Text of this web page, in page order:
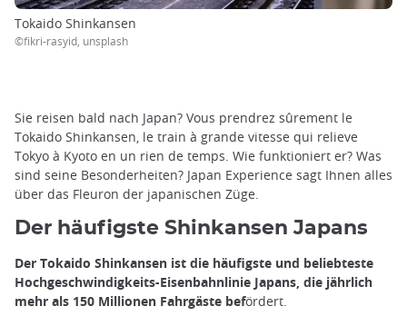
Tokaido Shinkansen
©fikri-rasyid, unsplash
Sie reisen bald nach Japan? Vous prendrez sûrement le
Tokaido Shinkansen, le train à grande vitesse qui relieve
Tokyo à Kyoto en un rien de temps. Wie funktioniert er? Was
sind seine Besonderheiten? Japan Experience sagt Ihnen alles
über das Fleuron der japanischen Züge.
Der häufigste Shinkansen Japans
Der Tokaido Shinkansen ist die häufigste und beliebteste
Hochgeschwindigkeits-Eisenbahnlinie Japans, die jährlich
mehr als 150 Millionen Fahrgäste befördert.